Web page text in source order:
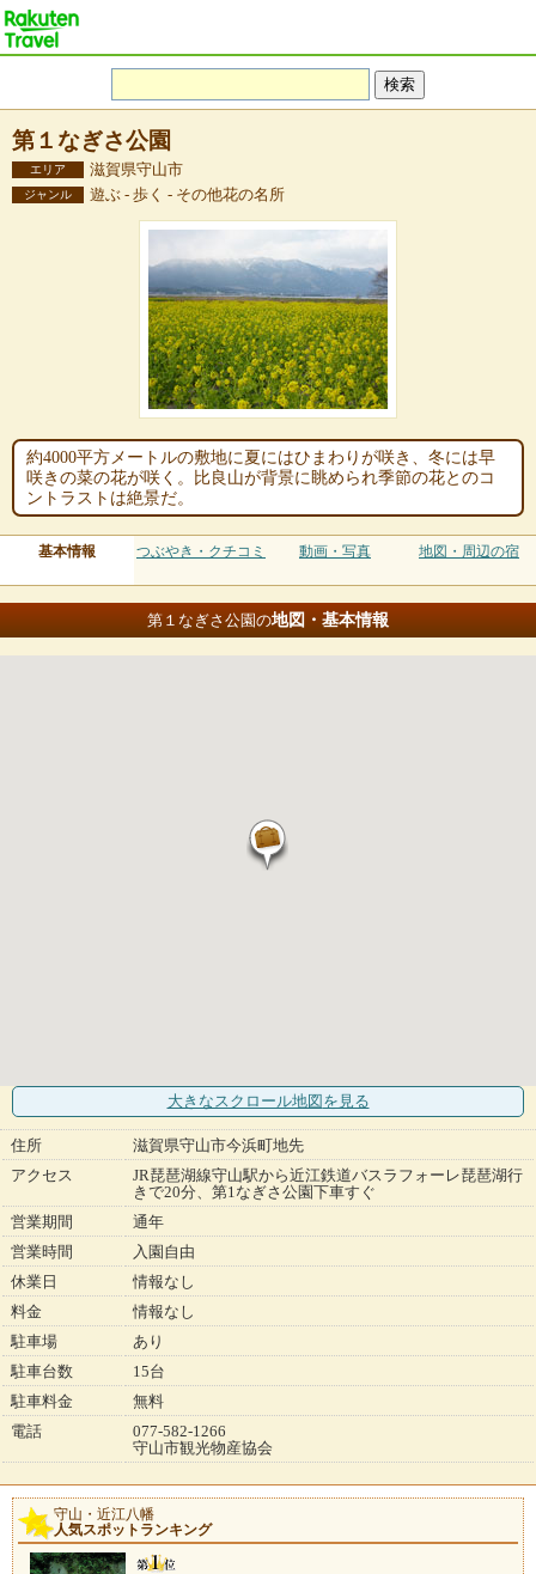
第１なぎさ公園
エリア 滋賀県守山市
ジャンル 遊ぶ - 歩く - その他花の名所
約4000平方メートルの敷地に夏にはひまわりが咲き、冬には早
咲きの菜の花が咲く。比良山が背景に眺められ季節の花とのコ
ントラストは絶景だ。
基本情報 つぶやき・クチコミ 動画・写真 地図・周辺の宿
第１なぎさ公園の地図・基本情報
大きなスクロール地図 を見る
住所
滋賀県守山市今浜町地先
アクセス
JR琵琶湖線守山駅から近江鉄道バスラフォーレ琵琶湖行
きで20分、第1なぎさ公園下車すぐ
営業期間
通年
営業時間
入園自由
休業日
情報なし
料金
情報なし
駐車場
あり
駐車台数
15台
駐車料金
無料
電話
077-582-1266
守山市観光物産協会
守山・近江八幡
人気スポットランキング